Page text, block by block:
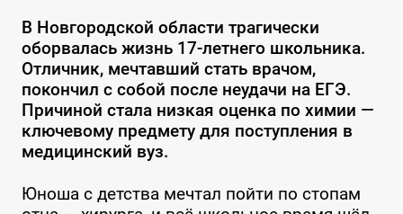
В Новгородской области трагически
оборвалась жизнь 17-летнего школьника.
Отличник, мечтавший стать врачом,
покончил с собой после неудачи на ЕГЭ.
Причиной стала низкая оценка по химии —
ключевому предмету для поступления в
медицинский вуз.
Юноша с детства мечтал пойти по стопам